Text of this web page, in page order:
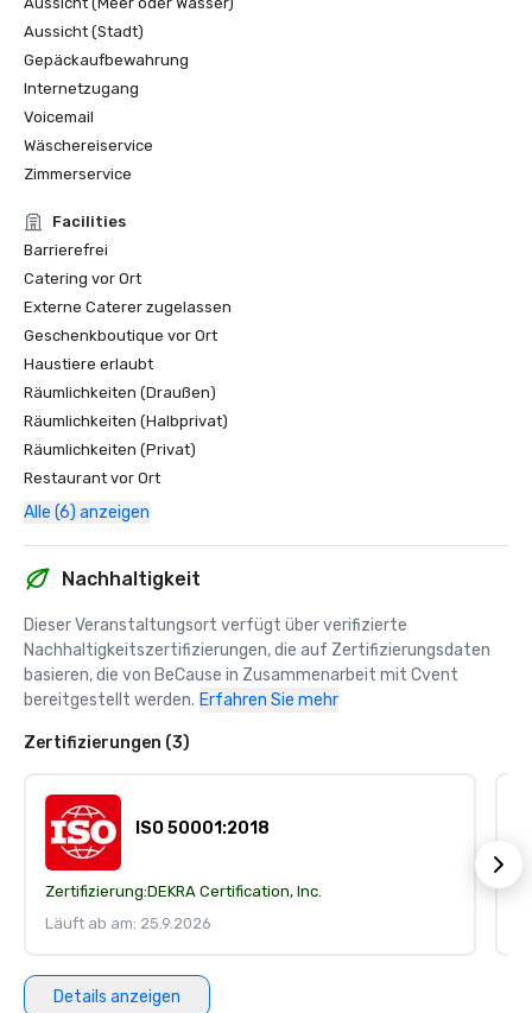
Aussicht (Stadt)
Gepäckaufbewahrung
Internetzugang
Voicemail
Wäschereiservice
Zimmerservice
Facilities
Barrierefrei
Catering vor Ort
Externe Caterer zugelassen
Geschenkboutique vor Ort
Haustiere erlaubt
Räumlichkeiten (Draußen)
Räumlichkeiten (Halbprivat)
Räumlichkeiten (Privat)
Restaurant vor Ort
Alle (6) anzeigen
Nachhaltigkeit
Dieser Veranstaltungsort verfügt über verifizierte
Nachhaltigkeitszertifizierungen, die auf Zertifizierungsdaten
basieren, die von BeCause in Zusammenarbeit mit Cvent
bereitgestellt werden. Erfahren Sie mehr
Zertifizierungen (3)
ISO 50001:2018
Zertifizierung:DEKRA Certification, Inc.
Läuft ab am: 25.9.2026
Details anzeigen